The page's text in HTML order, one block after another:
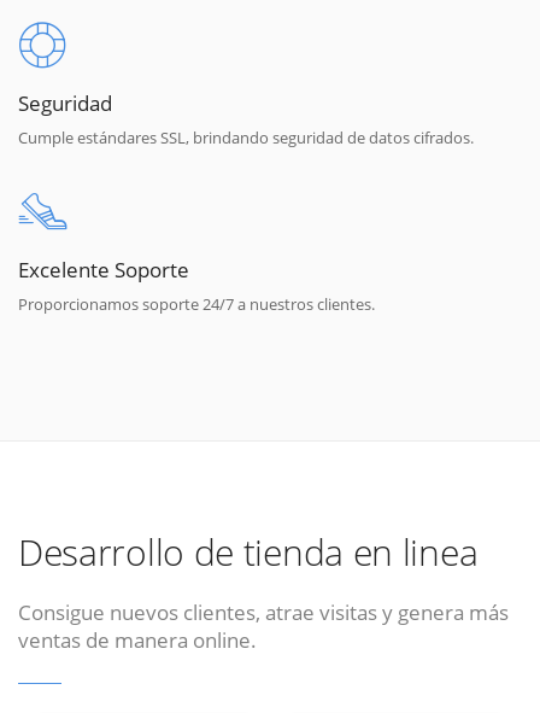
Seguridad
Cumple estándares SSL, brindando seguridad de datos cifrados.
Excelente Soporte
Proporcionamos soporte 24/7 a nuestros clientes.
Desarrollo de tienda en linea
Consigue nuevos clientes, atrae visitas y genera más
ventas de manera online.